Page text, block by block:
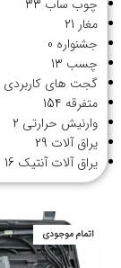
چوب ساب 33
مغار 21
جشنواره 0
چسب 13
گجت های کاربردی
متفرقه 154
وارنیش حرارتی 2
یراق آلات 29
یراق آلات آنتیک 16
اتمام موجودی